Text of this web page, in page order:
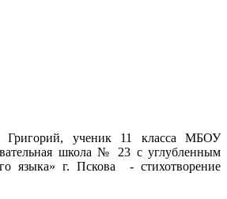
ученик 11 класса МБОУ
школа № 23 с углубленным
языка» г. Пскова - стихотворение